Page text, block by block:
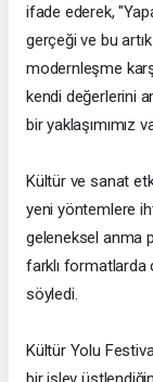
ifade ederek,
gerçeği ve bu
modernleşme
kendi değerlerini
bir yaklaşımımız
Kültür ve sanat
yeni yöntemlere
geleneksel anma
farklı formatlarda
söyledi.
Kültür Yolu